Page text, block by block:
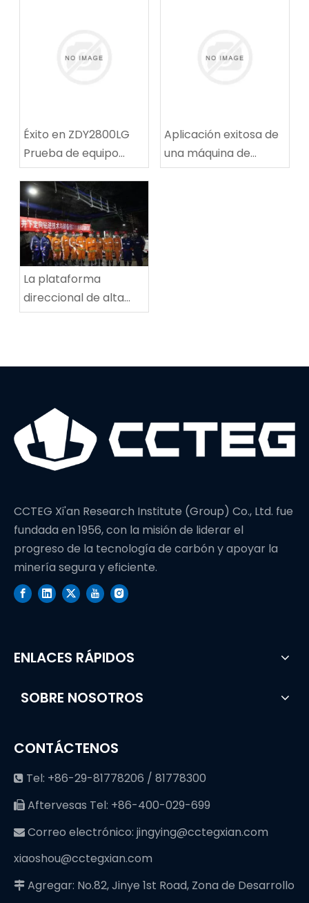
Éxito en ZDY2800LG
Prueba de equipo
técnico de
perforación espiral de
alta velocidad
Aplicación exitosa de
una máquina de
reparación de rutas
La plataforma
direccional de alta
potencia establece
CCTEG Xi'an Research Institute (Group) Co., Ltd. fue
fundada en 1956, con la misión de liderar el
progreso de la tecnología de carbón y apoyar la
minería segura y eficiente.
ENLACES RÁPIDOS
SOBRE NOSOTROS
CONTÁCTENOS
 Tel: +86-29-81778206 / 81778300
 Aftervesas Tel: +86-400-029-699
 Correo electrónico: jingying@cctegxian.com
xiaoshou@cctegxian.com
 Agregar: No.82, Jinye 1st Road, Zona de Desarrollo